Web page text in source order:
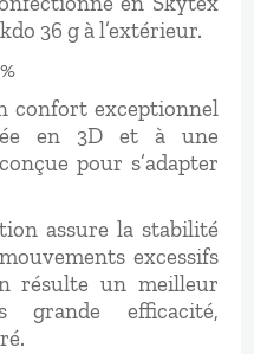
36 g à l’extérieur.
confort exceptionnel
en 3D et à une
pour s’adapter
assure la stabilité
excessifs
résulte un meilleur
efficacité,